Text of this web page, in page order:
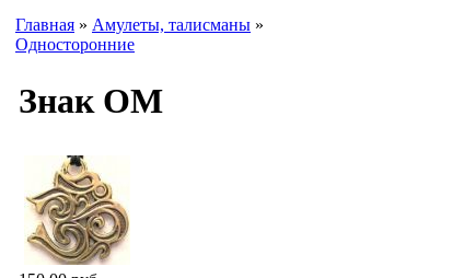
Главная » Амулеты, талисманы »
Односторонние
Знак ОМ